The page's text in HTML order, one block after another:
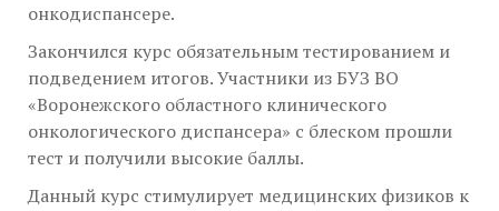
онкодиспансере.
Закончился курс обязательным тестированием и
подведением итогов. Участники из БУЗ ВО
«Воронежского областного клинического
онкологического диспансера» с блеском прошли
тест и получили высокие баллы.
Данный курс стимулирует медицинских физиков к